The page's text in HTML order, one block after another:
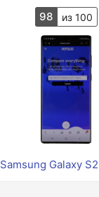
98 из 100
Samsung Galaxy